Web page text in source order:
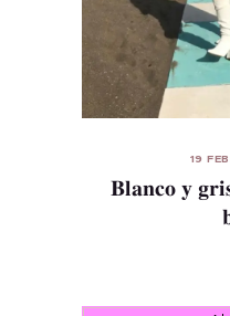
19
Blanco y